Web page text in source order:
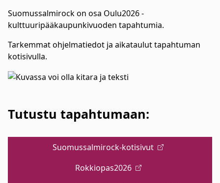
Suomussalmirock on osa Oulu2026 -
kulttuuripääkaupunkivuoden tapahtumia.
Tarkemmat ohjelmatiedot ja aikataulut tapahtuman
kotisivulla.
Tutustu tapahtumaan:
Suomussalmirock-kotisivut
Rokkiopas2026